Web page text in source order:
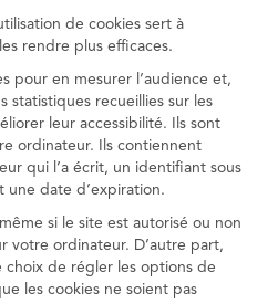
de cookies sert à
rendre plus efficaces.
pour en mesurer l’audience et,
statistiques recueillies sur les
leur accessibilité. Ils sont
ordinateur. Ils contiennent
qui l’a écrit, un identifiant sous
date d’expiration.
si le site est autorisé ou non
votre ordinateur. D’autre part,
choix de régler les options de
les cookies ne soient pas